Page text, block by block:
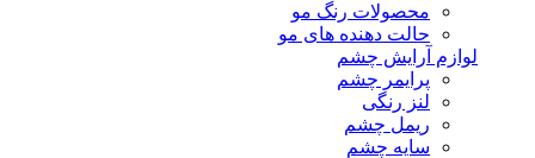
محصولات رنگ مو
حالت دهنده های مو
لوازم آرایش چشم
پرایمر چشم
لنز رنگی
ریمل چشم
سایه چشم